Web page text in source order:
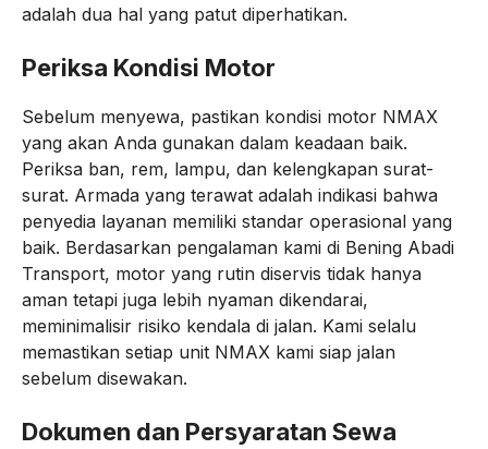
adalah dua hal yang patut diperhatikan.
Periksa Kondisi Motor
Sebelum menyewa, pastikan kondisi motor NMAX
yang akan Anda gunakan dalam keadaan baik.
Periksa ban, rem, lampu, dan kelengkapan surat-
surat. Armada yang terawat adalah indikasi bahwa
penyedia layanan memiliki standar operasional yang
baik. Berdasarkan pengalaman kami di Bening Abadi
Transport, motor yang rutin diservis tidak hanya
aman tetapi juga lebih nyaman dikendarai,
meminimalisir risiko kendala di jalan. Kami selalu
memastikan setiap unit NMAX kami siap jalan
sebelum disewakan.
Dokumen dan Persyaratan Sewa